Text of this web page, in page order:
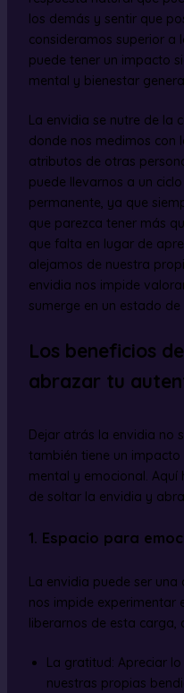
los demás y sentir que
consideramos superior a
puede tener un impacto
mental y bienestar
La envidia se nutre de la
donde nos medimos con
atributos de otras
puede llevarnos a un
permanente, ya que
que parezca tener más
que falta en lugar de
alejamos de nuestra
envidia nos impide
sumerge en un estado
Los beneficios
abrazar tu
Dejar atrás la envidia no
también tiene un
mental y emocional.
de soltar la envidia y
1. Espacio para
La envidia puede ser
nos impide experimentar
liberarnos de esta
La gratitud: Apreciar
nuestras propias